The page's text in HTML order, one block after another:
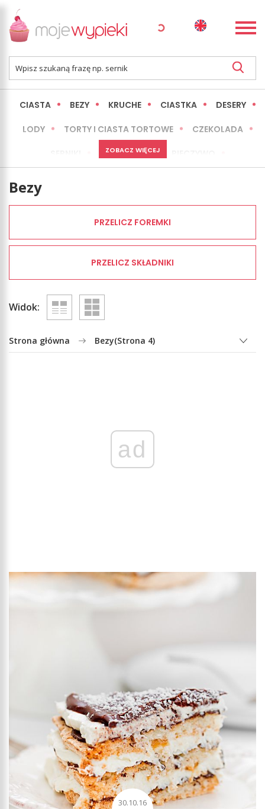
CIASTA BEZY KRUCHE CIASTKA DESERY
LODY TORTY I CIASTA TORTOWE CZEKOLADA
MINI WYPIEKI
ZOBACZ WIĘCEJ
Bezy
PRZELICZ FOREMKI
PRZELICZ SKŁADNIKI
Widok:
Strona główna Bezy(Strona 4)
ad
30.10.16